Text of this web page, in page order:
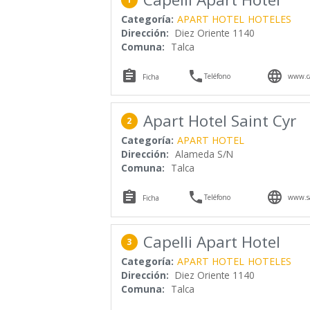
Categoría: APART HOTEL HOTELES
Dirección: Diez Oriente 1140
Comuna: Talca
 Ficha Teléfono 
2 Apart Hotel Saint Cyr
Categoría: APART HOTEL
Dirección: Alameda S/N
Comuna: Talca
 Ficha Teléfono 
3 Capelli Apart Hotel
Categoría: APART HOTEL HOTELES
Dirección: Diez Oriente 1140
Comuna: Talca